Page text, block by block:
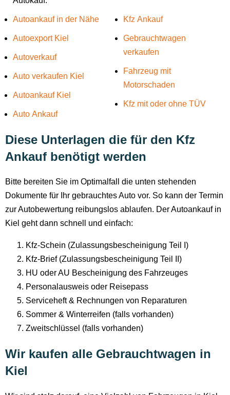
Autoankauf in der Nähe
Autoexport Kiel
Autoverkauf
Auto verkaufen Kiel
Autoankauf Kiel
Auto Ankauf
Kfz Ankauf
Gebrauchtwagen
verkaufen
Fahrzeug mit
Motorschaden
Kfz mit oder ohne TÜV
Diese Unterlagen die für den Kfz
Ankauf benötigt werden
Bitte bereiten Sie im Optimalfall die unten stehenden
Dokumente für Ihr gebrauchtes Auto vor. So kann der Termin
zur Autobewertung reibungslos ablaufen. Der Autoankauf in
Kiel geht dann schnell und einfach:
Kfz-Schein (Zulassungsbescheinigung Teil I)
Kfz-Brief (Zulassungsbescheinigung Teil II)
HU oder AU Bescheinigung des Fahrzeuges
Personalausweis oder Reisepass
Serviceheft & Rechnungen von Reparaturen
Sommer & Winterreifen (falls vorhanden)
Zweitschlüssel (falls vorhanden)
Wir kaufen alle Gebrauchtwagen in
Kiel